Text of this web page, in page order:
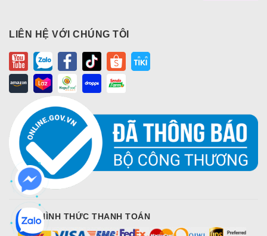
LIÊN HỆ VỚI CHÚNG TÔI
CÁC HÌNH THỨC THANH TOÁN